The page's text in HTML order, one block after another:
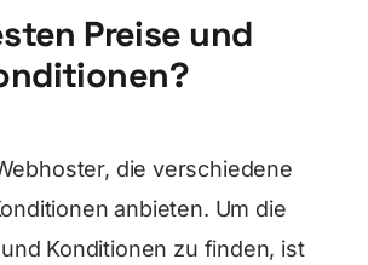
Preise und
die verschiedene
anbieten. Um die
Konditionen zu finden, ist